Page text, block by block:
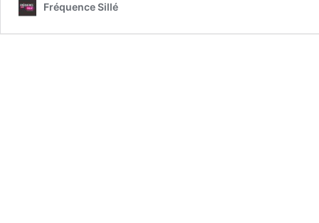
Fréquence Sillé